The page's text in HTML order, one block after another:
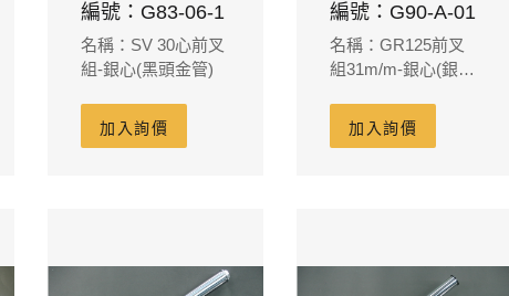
編號：G83-06-1
名稱：SV 30心前叉
組-銀心(黑頭金管)
加入詢價
編號：G90-A-01
名稱：GR125前叉
組31m/m-銀心(銀頭
加入詢價